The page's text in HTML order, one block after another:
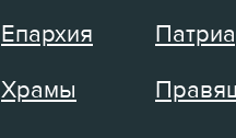
Епархия
Храмы